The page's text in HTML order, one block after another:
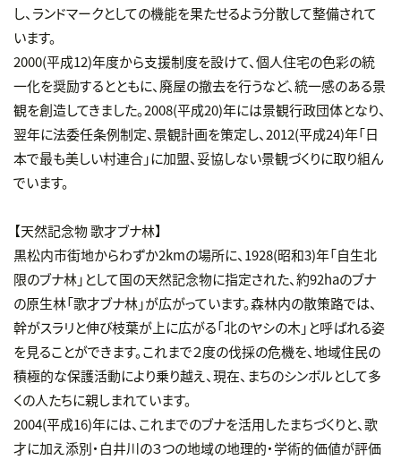
し、ランドマークとしての機能を果たせるよう分散して整備されて
います。
2000(平成12)年度から支援制度を設けて、個人住宅の色彩の統
一化を奨励するとともに、廃屋の撤去を行うなど、統一感のある景
観を創造してきました。2008(平成20)年には景観行政団体となり、
翌年に法委任条例制定、景観計画を策定し、2012(平成24)年「日
本で最も美しい村連合」に加盟、妥協しない景観づくりに取り組ん
でいます。
【天然記念物 歌才ブナ林】
黒松内市街地からわずか2kmの場所に、1928(昭和3)年「自生北
限のブナ林」として国の天然記念物に指定された、約92haのブナ
の原生林「歌才ブナ林」が広がっています。森林内の散策路では、
幹がスラリと伸び枝葉が上に広がる「北のヤシの木」と呼ばれる姿
を見ることができます。これまで２度の伐採の危機を、地域住民の
積極的な保護活動により乗り越え、現在、まちのシンボルとして多
くの人たちに親しまれています。
2004(平成16)年には、これまでのブナを活用したまちづくりと、歌
才に加え添別・白井川の３つの地域の地理的・学術的価値が評価